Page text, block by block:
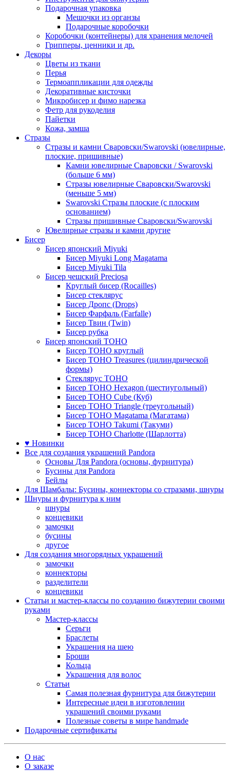
Подарочная упаковка
Мешочки из органзы
Подарочные коробочки
Коробочки (контейнеры) для хранения мелочей
Грипперы, ценники и др.
Декоры
Цветы из ткани
Перья
Термоаппликации для одежды
Декоративные кисточки
Микробисер и фимо нарезка
Фетр для рукоделия
Пайетки
Кожа, замша
Стразы
Стразы и камни Сваровски/Swarovski (ювелирные,
плоские, пришивные)
Камни ювелирные Сваровски / Swarovski
(больше 6 мм)
Стразы ювелирные Сваровски/Swarovski
(меньше 5 мм)
Swarovski Стразы плоские (с плоским
основанием)
Стразы пришивные Сваровски/Swarovski
Ювелирные стразы и камни другие
Бисер
Бисер японский Miyuki
Бисер Miyuki Long Magatama
Бисер Miyuki Tila
Бисер чешский Preciosa
Круглый бисер (Rocailles)
Бисер стеклярус
Бисер Дропс (Drops)
Бисер Фарфаль (Farfalle)
Бисер Твин (Twin)
Бисер рубка
Бисер японский TOHO
Бисер TOHO круглый
Бисер TOHO Treasures (цилиндрической
формы)
Стеклярус TOHO
Бисер TOHO Hexagon (шестиугольный)
Бисер TOHO Cube (Куб)
Бисер TOHO Triangle (треугольный)
Бисер TOHO Magatama (Магатама)
Бисер TOHO Takumi (Такуми)
Бисер TOHO Charlotte (Шарлотта)
♥ Новинки
Все для создания украшений Pandora
Основы Для Pandora (основы, фурнитура)
Бусины для Pandora
Бейлы
Для Шамбалы: Бусины, коннекторы со стразами, шнуры
Шнуры и фурнитура к ним
шнуры
концевики
замочки
бусины
другое
Для создания многорядных украшений
замочки
коннекторы
разделители
концевики
Статьи и мастер-классы по созданию бижутерии своими
руками
Мастер-классы
Серьги
Браслеты
Украшения на шею
Броши
Кольца
Украшения для волос
Статьи
Самая полезная фурнитура для бижутерии
Интересные идеи в изготовлении
украшений своими руками
Полезные советы в мире handmade
Подарочные сертификаты
О нас
О заказе